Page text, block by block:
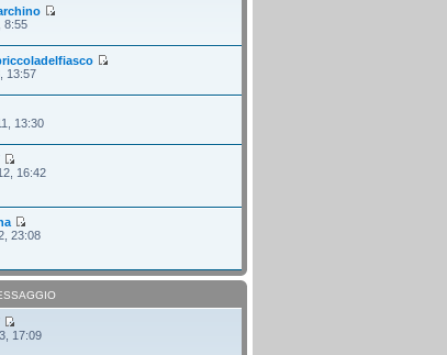
8:55
13:57
13:30
16:42
23:08
17:09